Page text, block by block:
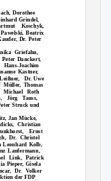
Dorothee
Grindel,
Koschyk,
Beatrix
Dr. Peter
Griefahn,
Danckert,
Joachim
Kastner,
Dr. Uwe
Müller, Thomas
Michael Roth
Jörg Tauss,
Struck und
Jan Mücke,
Christian
Ernst
Dr. Christel
Leonhard Kolb,
Lanfermann,
Link, Patrick
Pieper, Gisela
Dr. Volker
der FDP